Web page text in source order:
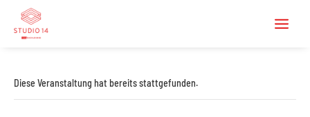
Diese Veranstaltung hat bereits stattgefunden.